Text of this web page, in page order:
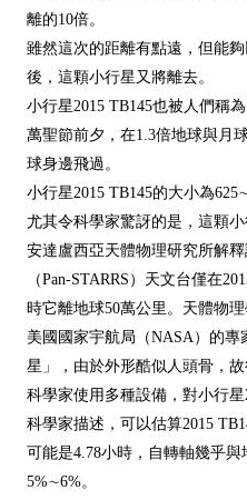
離的10倍。
雖然這次的距離有點遠，但能
後，這顆小行星又將離去。
小行星2015 TB145也被人們稱
萬聖節前夕，在1.3倍地球與月
球身邊飛過。
小行星2015 TB145的大小為
尤其令科學家驚訝的是，這顆
安達盧西亞天體物理研究所解
（Pan-STARRS）天文台僅在
時它離地球50萬公里。天體物
美國國家宇航局（NASA）的
星」，由於外形酷似人頭骨，故
科學家使用多種設備，對小行
科學家描述，可以估算2015
可能是4.78小時，自轉軸幾乎
5%∼6%。